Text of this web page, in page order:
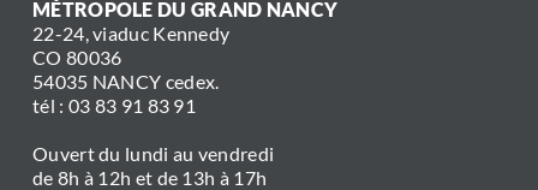
MÉTROPOLE DU GRAND NANCY
22-24, viaduc Kennedy
CO 80036
54035 NANCY cedex.
tél : 03 83 91 83 91
Ouvert du lundi au vendredi
de 8h à 12h et de 13h à 17h